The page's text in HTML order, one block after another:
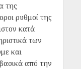
της
ρυθμοί της
κατά
των
και
από την